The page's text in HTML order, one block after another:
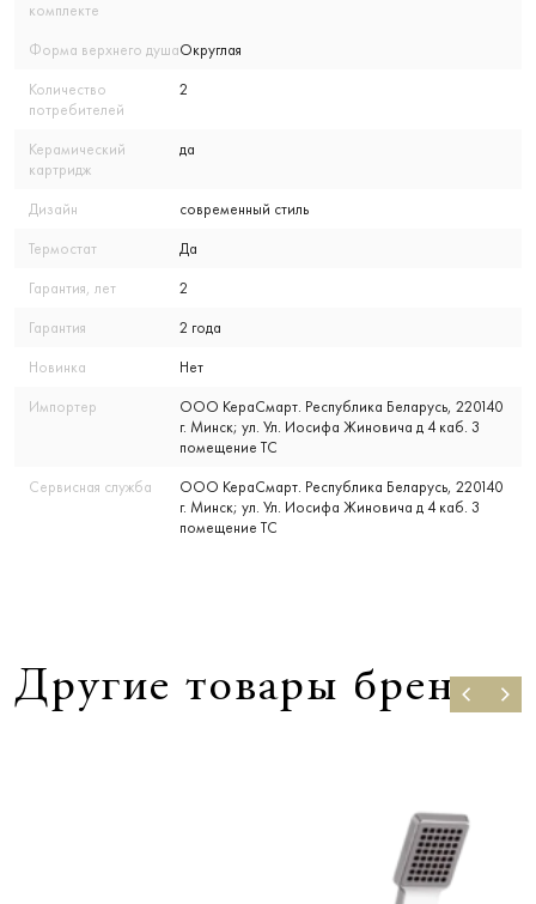
комплекте
Форма верхнего душаОкруглая
Количество
потребителей
2
Керамический
картридж
да
Дизайн современный стиль
Термостат Да
Гарантия, лет 2
Гарантия 2 года
Новинка Нет
Импортер
ООО КераСмарт. Республика Беларусь, 220140
г. Минск; ул. Ул. Иосифа Жиновича д 4 каб. 3
помещение ТС
Сервисная служба
ООО КераСмарт. Республика Беларусь, 220140
г. Минск; ул. Ул. Иосифа Жиновича д 4 каб. 3
помещение ТС
Другие товары бренда